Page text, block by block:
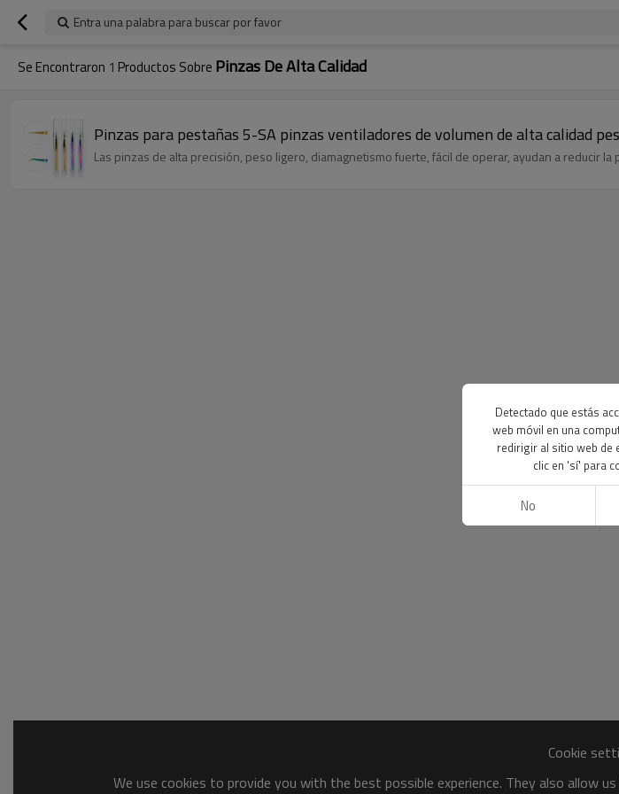
Entra una palabra para buscar por favor
Se Encontraron 1 Productos Sobre Pinzas De Alta Calidad
Pinzas para pestañas 5-SA pinzas ventiladores de volumen de alta calidad
Las pinzas de alta precisión, peso ligero, diamagnetismo fuerte, fácil de operar, ayudan a reducir la
Cookie
We use cookies to provide you with the best possible experience. They also allow
Detectado que estás
web móvil en una
redirigir al sitio web de
clic en 'sí' para
No